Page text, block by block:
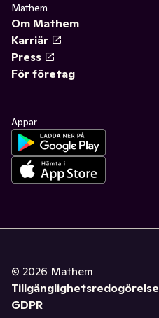
Mathem
Om Mathem
Karriär
Press
För företag
Appar
© 2026 Mathem
Tillgänglighetsredogörelse
GDPR